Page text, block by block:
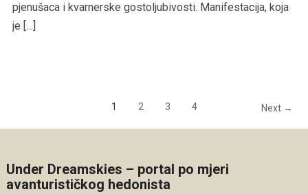
pjenušaca i kvarnerske gostoljubivosti. Manifestacija, koja
je […]
1 2 3 4 Next →
Under Dreamskies – portal po mjeri
avanturističkog hedonista